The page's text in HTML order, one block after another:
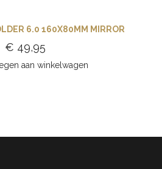
6.0 160X80MM MIRROR
€ 49,95
aan winkelwagen